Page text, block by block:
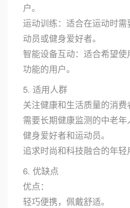
户。
运动训练：适合在运动时
动员或健身爱好者。
智能设备互动：适合希望
功能的用户。
5. 适用人群
关注健康和生活质量的消费
需要长期健康监测的中老年
健身爱好者和运动员。
追求时尚和科技融合的年轻
6. 优缺点
优点：
轻巧便携，佩戴舒适。